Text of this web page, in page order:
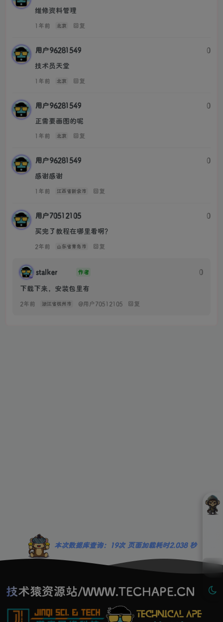
维修资料管理
1年前 北京 回复
用户96281549
0
技术员天堂
1年前 北京 回复
用户96281549
0
正需要画图的呢
1年前 北京 回复
用户96281549
0
感谢感谢
1年前 江西省新余市 回复
用户70512105
0
买完了教程在哪里看啊？
2年前 山东省青岛市 回复
stalker 作者
0
下载下来，安装包里有
2年前 浙江省杭州市 @用户70512105 回复
本次数据库查询：19次 页面加载耗时2.038 秒
技术猿资源站/WWW.TECHAPE.CN